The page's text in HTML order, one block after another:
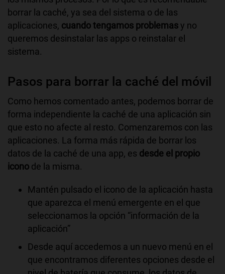
borrar la caché, ya sea del sistema o de las
aplicaciones, cuando tengamos problemasy no
queremos desinstalar las apps o reinstalar el
sistema.
Pasos para borrar la caché del móvil
Como hemos comentado antes, podemos borrar de
forma independiente la caché de una aplicación sin
que esto no afecte al resto. Comenzaremos con las
aplicaciones. La forma más rápida de borrar los
datos de la caché de una app, es desde el propio
icono de la misma.
Mantén pulsado el icono de la aplicación hasta
que aparezca el menú emergente en el que
seleccionamos la opción “información de la
aplicación”
Desde aquí accedemos a un nuevo menú en el
que encontramos diferentes opciones desde el